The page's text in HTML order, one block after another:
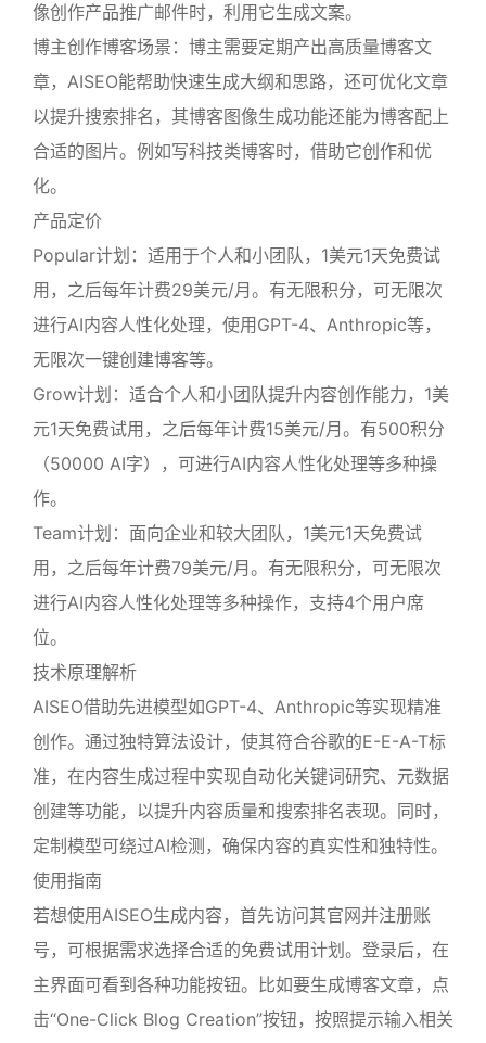
像创作产品推广邮件时，利用它生成文案。
博主创作博客场景：博主需要定期产出高质量博客文
章，AISEO能帮助快速生成大纲和思路，还可优化文章
以提升搜索排名，其博客图像生成功能还能为博客配上
合适的图片。例如写科技类博客时，借助它创作和优
化。
产品定价
Popular计划：适用于个人和小团队，1美元1天免费试
用，之后每年计费29美元/月。有无限积分，可无限次
进行AI内容人性化处理，使用GPT-4、Anthropic等，
无限次一键创建博客等。
Grow计划：适合个人和小团队提升内容创作能力，1美
元1天免费试用，之后每年计费15美元/月。有500积分
（50000 AI字），可进行AI内容人性化处理等多种操
作。
Team计划：面向企业和较大团队，1美元1天免费试
用，之后每年计费79美元/月。有无限积分，可无限次
进行AI内容人性化处理等多种操作，支持4个用户席
位。
技术原理解析
AISEO借助先进模型如GPT-4、Anthropic等实现精准
创作。通过独特算法设计，使其符合谷歌的E-E-A-T标
准，在内容生成过程中实现自动化关键词研究、元数据
创建等功能，以提升内容质量和搜索排名表现。同时，
定制模型可绕过AI检测，确保内容的真实性和独特性。
使用指南
若想使用AISEO生成内容，首先访问其官网并注册账
号，可根据需求选择合适的免费试用计划。登录后，在
主界面可看到各种功能按钮。比如要生成博客文章，点
击“One-Click Blog Creation”按钮，按照提示输入相关